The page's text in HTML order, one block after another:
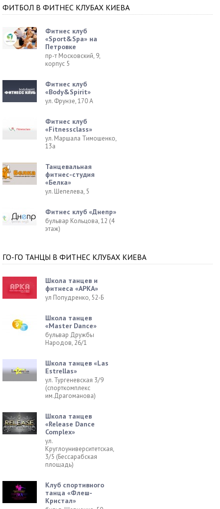
ФИТБОЛ В ФИТНЕС КЛУБАХ КИЕВА
Фитнес клуб
«Sport&Spa» на
Петровке
пр-т Московский, 9,
корпус 5
Фитнес клуб
«Body&Spirit»
ул. Фрунзе, 170 А
Фитнес клуб
«Fitnessclass»
ул. Маршала Тимошенко,
13а
Танцевальная
фитнес-студия
«Белка»
ул. Шепелева, 5
Фитнес клуб «Днепр»
бульвар Кольцова, 12 (4
этаж)
ГО-ГО ТАНЦЫ В ФИТНЕС КЛУБАХ КИЕВА
Школа танцев и
фитнеса «АРКА»
ул Попудренко, 52-Б
Школа танцев
«Master Dance»
бульвар Дружбы
Народов, 26/1
Школа танцев «Las
Estrellas»
ул. Тургеневская 3/9
(спорткомплекс
им.Драгоманова)
Школа танцев
«Release Dance
Complex»
ул.
Круглоуниверситетская,
3/5 (Бессарабская
площадь)
Клуб спортивного
танца «Флеш-
Кристал»